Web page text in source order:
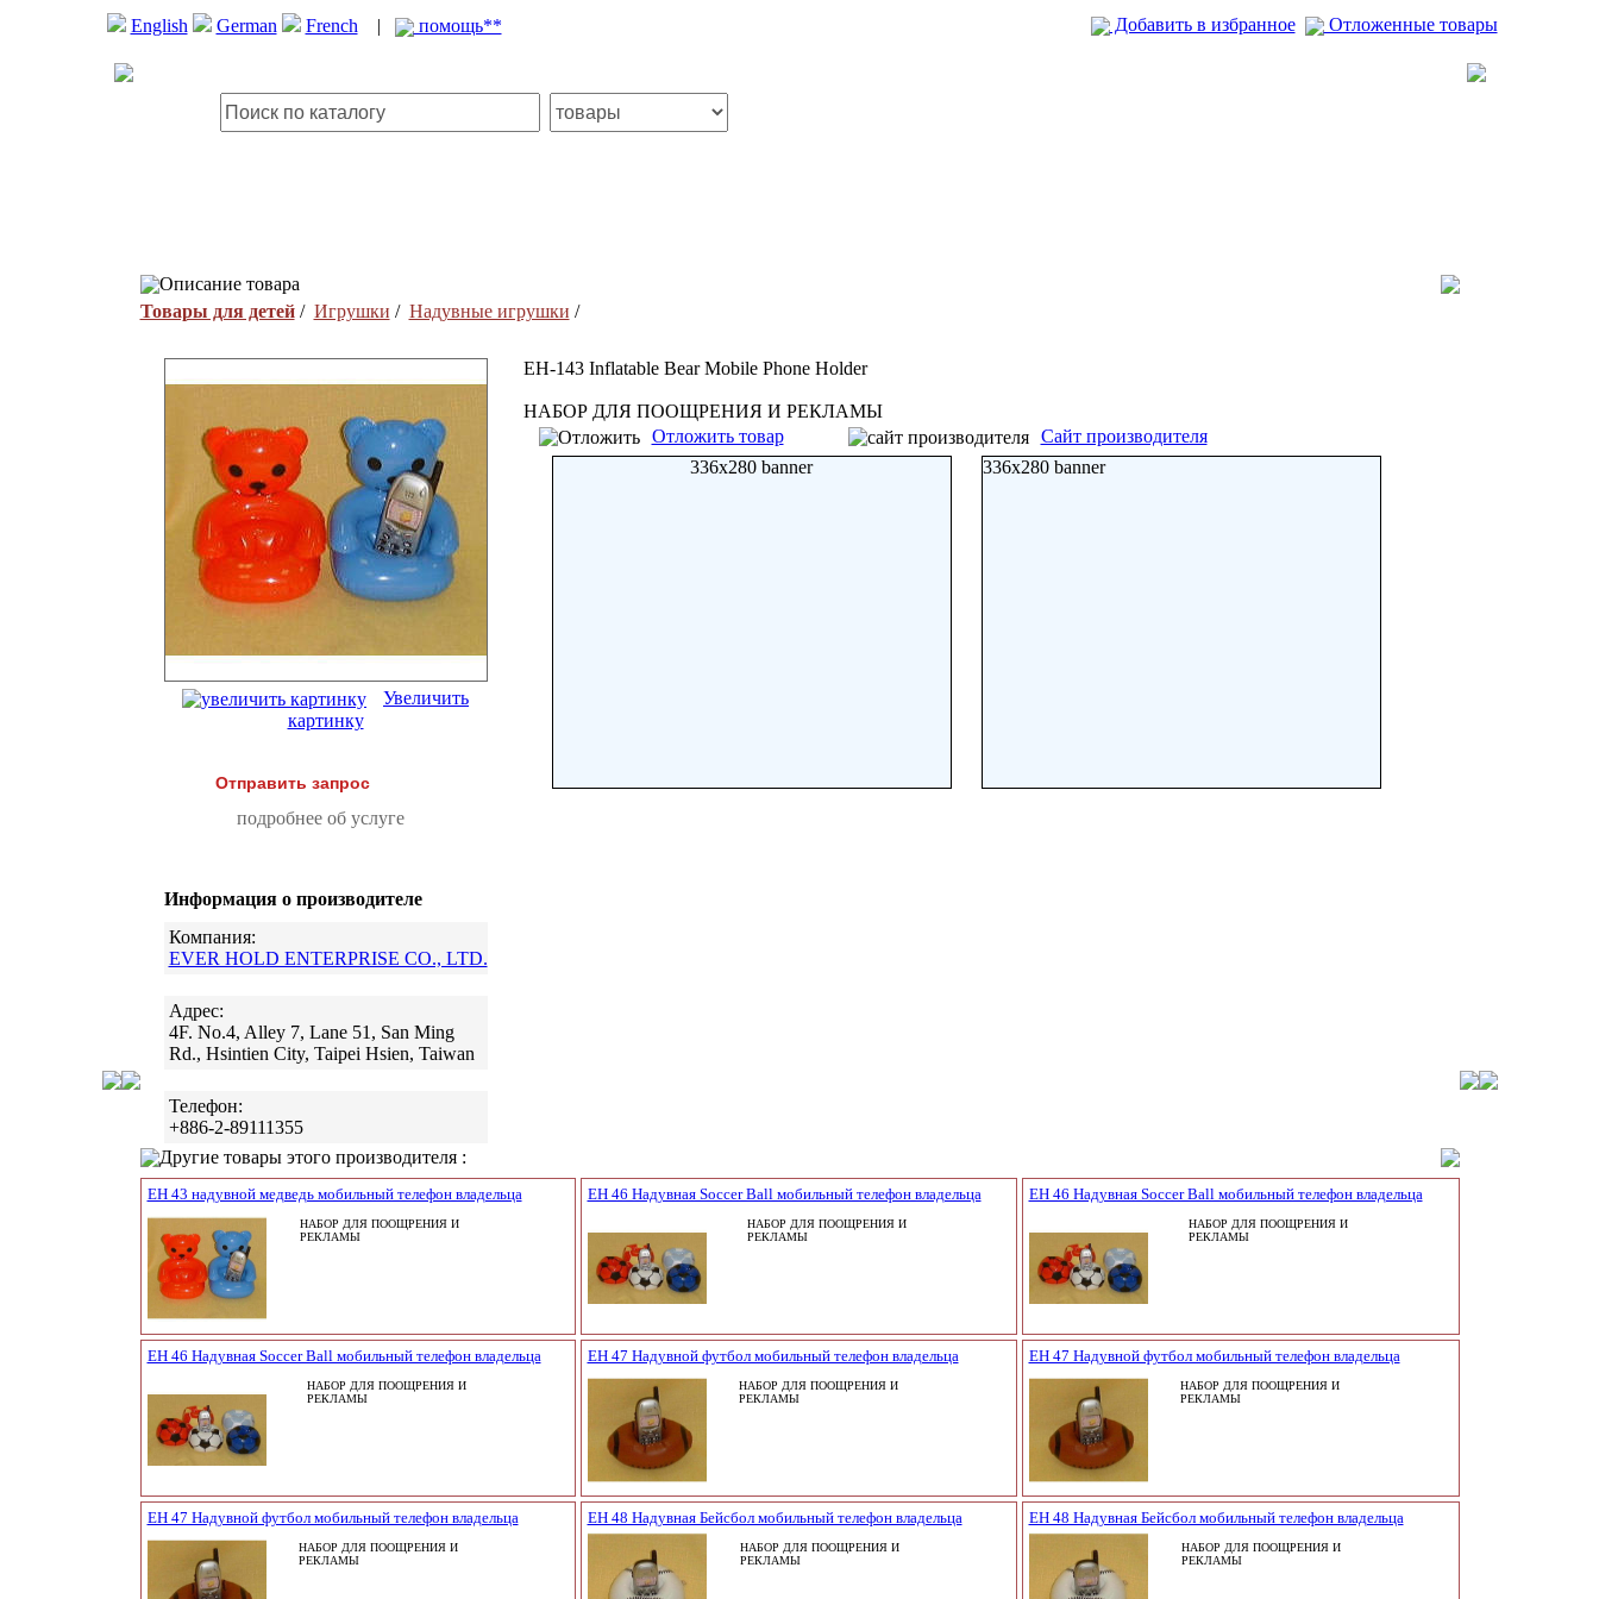
English German French | помощь** Добавить в избранное Отложенные товары
Описание товара
Товары для детей/ Игрушки / Надувные игрушки /
Увеличить
картинку
Отправить запрос
подробнее об услуге
Информация о производителе
Компания:
EVER HOLD ENTERPRISE CO., LTD.
Адрес:
4F. No.4, Alley 7, Lane 51, San Ming
Rd., Hsintien City, Taipei Hsien, Taiwan
Телефон:
+886-2-89111355
EH-143 Inflatable Bear Mobile Phone Holder
НАБОР ДЛЯ ПООЩРЕНИЯ И РЕКЛАМЫ
Отложить товар
Сайт производителя
336x280 banner
336x280 banner
Другие товары этого производителя :
EH 43 надувной медведь мобильный телефон владельца
НАБОР ДЛЯ ПООЩРЕНИЯ И
РЕКЛАМЫ
EH 46 Надувная Soccer Ball мобильный телефон владельца
НАБОР ДЛЯ ПООЩРЕНИЯ И
РЕКЛАМЫ
EH 46 Надувная Soccer Ball мобильный телефон владельца
НАБОР ДЛЯ ПООЩРЕНИЯ И
РЕКЛАМЫ
EH 46 Надувная Soccer Ball мобильный телефон владельца
НАБОР ДЛЯ ПООЩРЕНИЯ И
РЕКЛАМЫ
EH 47 Надувной футбол мобильный телефон владельца
НАБОР ДЛЯ ПООЩРЕНИЯ И
РЕКЛАМЫ
EH 47 Надувной футбол мобильный телефон владельца
НАБОР ДЛЯ ПООЩРЕНИЯ И
РЕКЛАМЫ
EH 47 Надувной футбол мобильный телефон владельца
НАБОР ДЛЯ ПООЩРЕНИЯ И
РЕКЛАМЫ
EH 48 Надувная Бейсбол мобильный телефон владельца
НАБОР ДЛЯ ПООЩРЕНИЯ И
РЕКЛАМЫ
EH 48 Надувная Бейсбол мобильный телефон владельца
НАБОР ДЛЯ ПООЩРЕНИЯ И
РЕКЛАМЫ